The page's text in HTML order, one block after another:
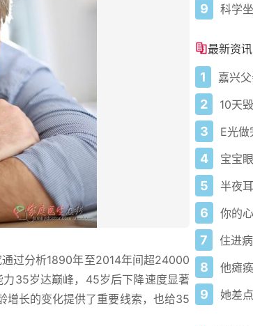
过分析1890年至2014年间超24000
35岁达巅峰，45岁后下降速度显著
增长的变化提供了重要线索，也给35
9
最新资讯
1
2
3
4
5
6
7
8
9